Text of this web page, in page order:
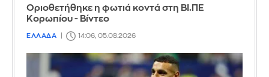
Οριοθετήθηκε η φωτιά κοντά στη ΒΙ.ΠΕ
Κορωπίου - Βίντεο
ΕΛΛΑΔΑ 14:06, 05.08.2026